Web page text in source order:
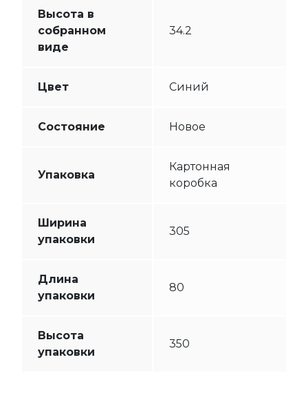
Высота в
собранном
виде
34.2
Цвет Синий
Состояние Новое
Упаковка
Картонная
коробка
Ширина
упаковки
305
Длина
упаковки
80
Высота
упаковки
350